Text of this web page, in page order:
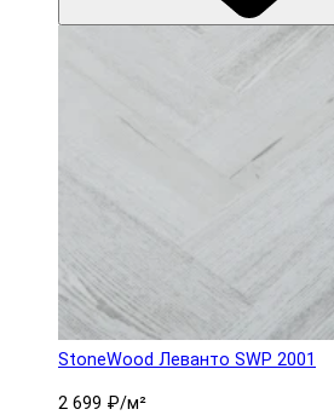
StoneWood Леванто SWP 2001
2 699 ₽/м²